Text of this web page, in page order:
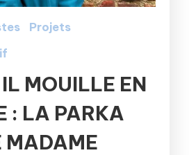
Projets
MOUILLE EN
: LA PARKA
MADAME